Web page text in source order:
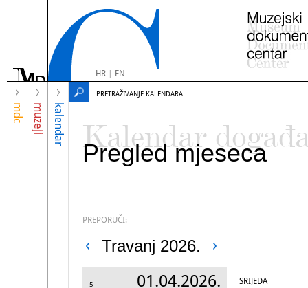
HR| EN
mdc muzeji kalendar
PRETRAŽIVANJE KALENDARA
Kalendar
Pregled mjeseca
PREPORUČI:
Travanj 2026.
5 01.04.2026. SRIJEDA